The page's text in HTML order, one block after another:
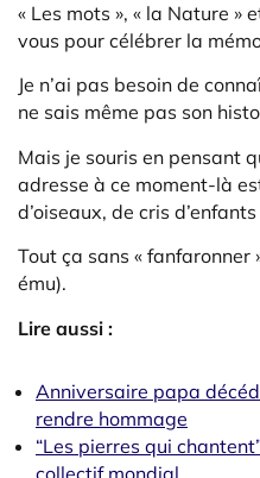
« Les mots », « la Nature »
vous pour célébrer la
Je n’ai pas besoin de
ne sais même pas son
Mais je souris en pensant
adresse à ce moment-là
d’oiseaux, de cris
Tout ça sans « fanfaronner
ému).
Lire aussi :
Anniversaire papa
rendre hommage
“Les pierres qui
collectif mondial